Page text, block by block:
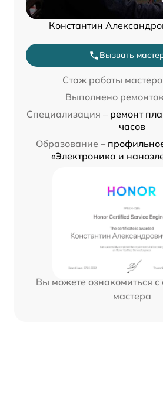
Константин
Вызвать
Стаж работы
Выполнено
Специализация – ремонт
часов
Образование –
«Электроника и
Вы можете ознакомиться с
мастера